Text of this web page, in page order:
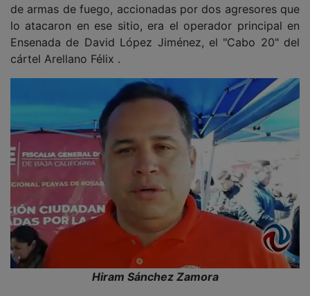
de armas de fuego, accionadas por dos agresores que
lo atacaron en ese sitio, era el operador principal en
Ensenada de David López Jiménez, el "Cabo 20" del
cártel Arellano Félix .
Hiram Sánchez Zamora